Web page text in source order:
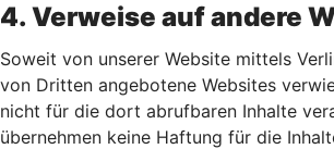
4. Verweise auf andere
Soweit von unserer Website mittels
von Dritten angebotene Websites
nicht für die dort abrufbaren Inhalte
übernehmen keine Haftung für die